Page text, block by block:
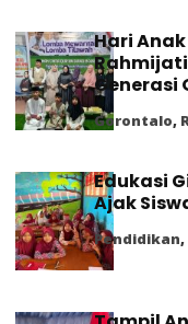
Hari
Generasi
Gorontalo,
Edukasi
Ajak
Pendidikan,